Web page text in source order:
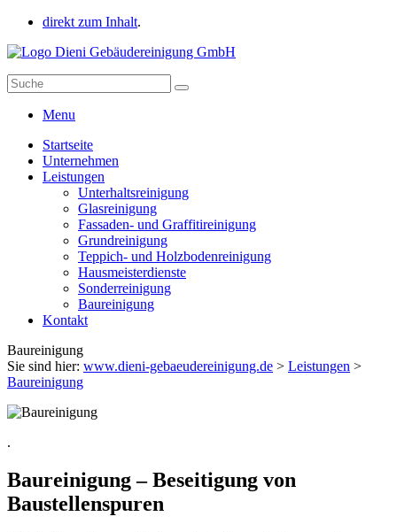
direkt zum Inhalt.
Menu
Startseite
Unternehmen
Leistungen
Unterhaltsreinigung
Glasreinigung
Fassaden- und Graffitireinigung
Grundreinigung
Teppich- und Holzbodenreinigung
Hausmeisterdienste
Sonderreinigung
Baureinigung
Kontakt
Baureinigung
Sie sind hier: www.dieni-gebaeudereinigung.de > Leistungen >
Baureinigung
.
Baureinigung – Beseitigung von
Baustellenspuren